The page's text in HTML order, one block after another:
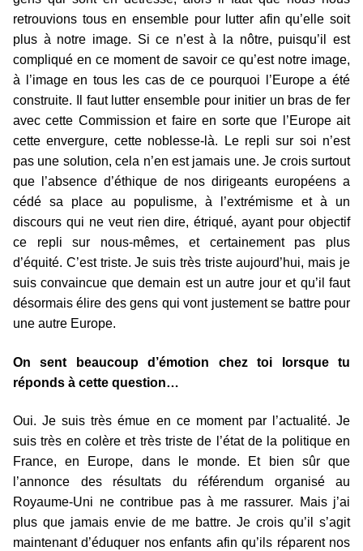
retrouvions tous en ensemble pour lutter afin qu’elle soit
plus à notre image. Si ce n’est à la nôtre, puisqu’il est
compliqué en ce moment de savoir ce qu’est notre image,
à l’image en tous les cas de ce pourquoi l’Europe a été
construite. Il faut lutter ensemble pour initier un bras de fer
avec cette Commission et faire en sorte que l’Europe ait
cette envergure, cette noblesse-là. Le repli sur soi n’est
pas une solution, cela n’en est jamais une. Je crois surtout
que l’absence d’éthique de nos dirigeants européens a
cédé sa place au populisme, à l’extrémisme et à un
discours qui ne veut rien dire, étriqué, ayant pour objectif
ce repli sur nous-mêmes, et certainement pas plus
d’équité. C’est triste. Je suis très triste aujourd’hui, mais je
suis convaincue que demain est un autre jour et qu’il faut
désormais élire des gens qui vont justement se battre pour
une autre Europe.
On sent beaucoup d’émotion chez toi lorsque tu
réponds à cette question…
Oui. Je suis très émue en ce moment par l’actualité. Je
suis très en colère et très triste de l’état de la politique en
France, en Europe, dans le monde. Et bien sûr que
l’annonce des résultats du référendum organisé au
Royaume-Uni ne contribue pas à me rassurer. Mais j’ai
plus que jamais envie de me battre. Je crois qu’il s’agit
maintenant d’éduquer nos enfants afin qu’ils réparent nos